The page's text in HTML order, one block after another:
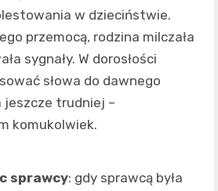
w dzieciństwie.
przemocą, rodzina milczała
sygnały. W dorosłości
słowa do dawnego
jeszcze trudniej –
komukolwiek.
sprawcy: gdy sprawcą była